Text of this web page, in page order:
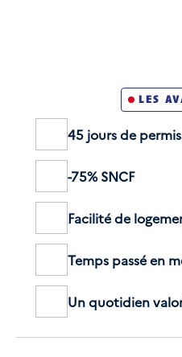
Avoir accompli sa
Citoyenneté (JDC ; ex-
Être physiquement et
les
45 jours de
-75% SNCF
Facilité de
Temps passé en
Un quotidien